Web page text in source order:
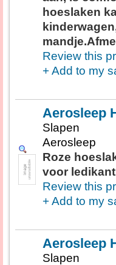
hoeslaken
Review this
+ Add to my
Aerosleep
Slapen
Aerosleep
Roze
voor
Review this
+ Add to my
Aerosleep
Slapen